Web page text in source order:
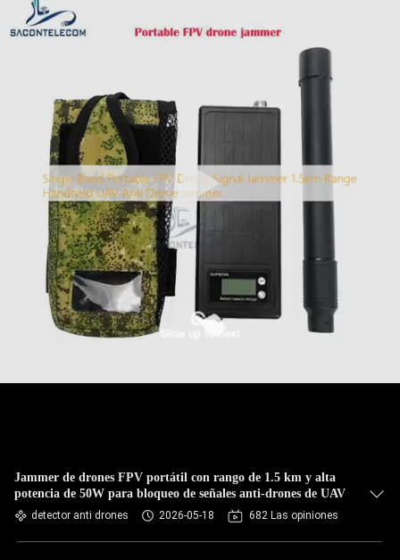
Jammer de drones FPV portátil con rango de 1.5 km y alta
potencia de 50W para bloqueo de señales anti-drones de UAV
detector anti drones 2026-05-18 682 Las opiniones